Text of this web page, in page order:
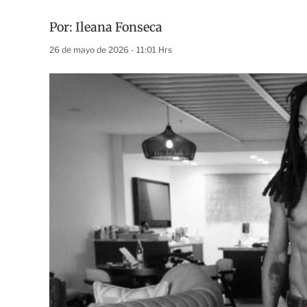
Por: Ileana Fonseca
26 de mayo de 2026 - 11:01 Hrs